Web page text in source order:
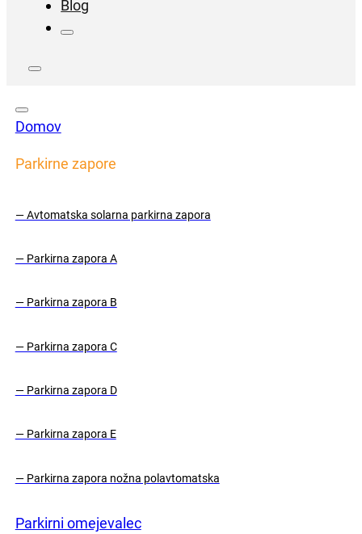
Blog
Domov
Parkirne zapore
— Avtomatska solarna parkirna zapora
— Parkirna zapora A
— Parkirna zapora B
— Parkirna zapora C
— Parkirna zapora D
— Parkirna zapora E
— Parkirna zapora nožna polavtomatska
Parkirni omejevalec